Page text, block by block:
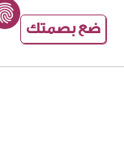
ضع بصمتك